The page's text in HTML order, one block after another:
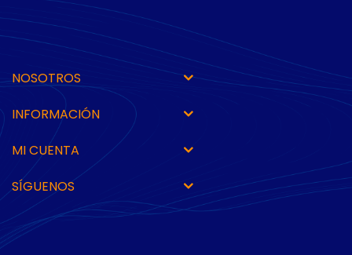
NOSOTROS
INFORMACIÓN
MI CUENTA
SÍGUENOS